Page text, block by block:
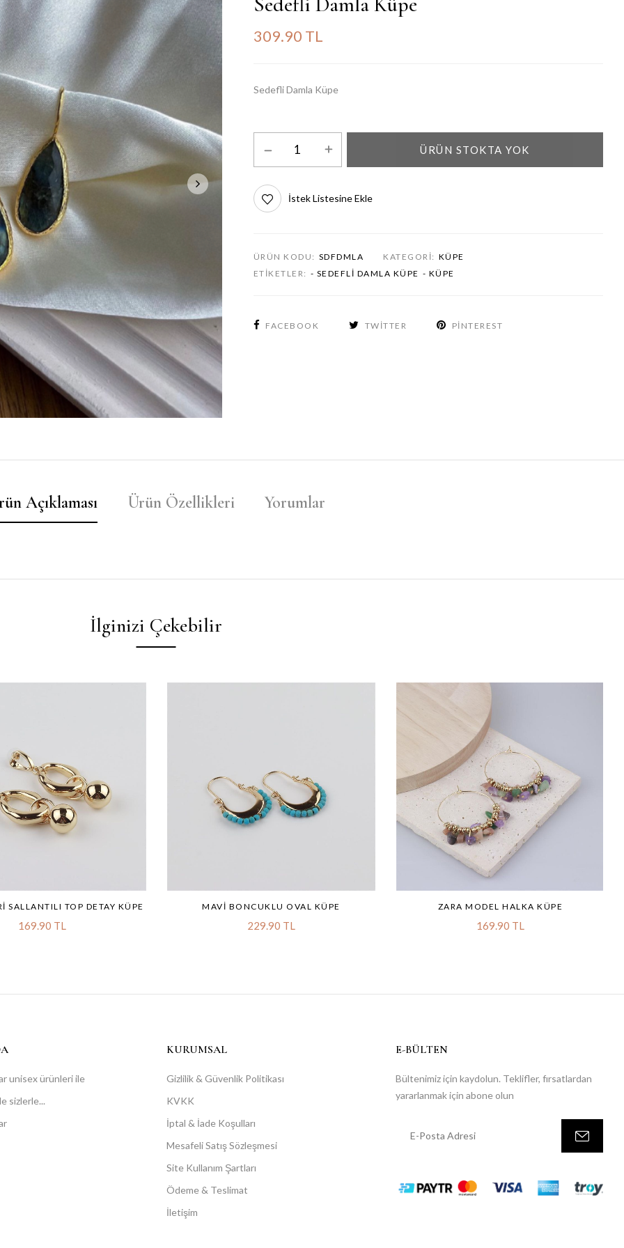
309.90 TL
Sedefli Damla Küpe
ÜRÜN STOKTA YOK
İstek Listesine Ekle
ÜRÜN KODU: SDFDMLA KATEGORI: KÜPE
ETIKETLER: - SEDEFLI DAMLA KÜPE - KÜPE
FACEBOOK TWITTER PINTEREST
Açıklaması Ürün Özellikleri Yorumlar
İlginizi Çekebilir
SALLANTILI TOP DETAY KÜPE
169.90 TL
MAVI BONCUKLU OVAL KÜPE
229.90 TL
ZARA MODEL HALKA KÜPE
169.90 TL
unisex ürünleri ile
sizlerle...
KURUMSAL
Gizlilik & Güvenlik Politikası
KVKK
İptal & İade Koşulları
Mesafeli Satış Sözleşmesi
Site Kullanım Şartları
Ödeme & Teslimat
İletişim
E-BÜLTEN
Bültenimiz için kaydolun. Teklifler, fırsatlardan
yararlanmak için abone olun